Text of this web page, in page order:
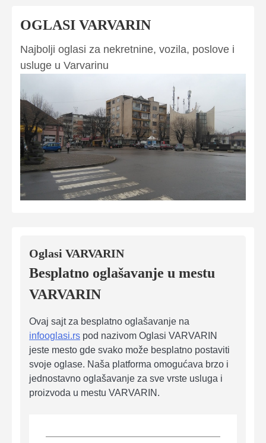
OGLASI VARVARIN
Najbolji oglasi za nekretnine, vozila, poslove i
usluge u Varvarinu
Oglasi VARVARIN
Besplatno oglašavanje u mestu
VARVARIN
Ovaj sajt za besplatno oglašavanje na
infooglasi.rs pod nazivom Oglasi VARVARIN
jeste mesto gde svako može besplatno postaviti
svoje oglase. Naša platforma omogućava brzo i
jednostavno oglašavanje za sve vrste usluga i
proizvoda u mestu VARVARIN.